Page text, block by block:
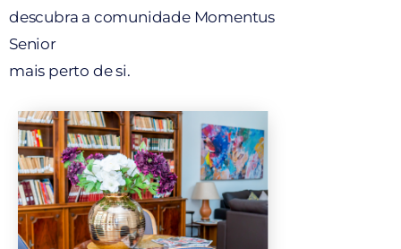
descubra a comunidade Momentus
Senior
mais perto de si.